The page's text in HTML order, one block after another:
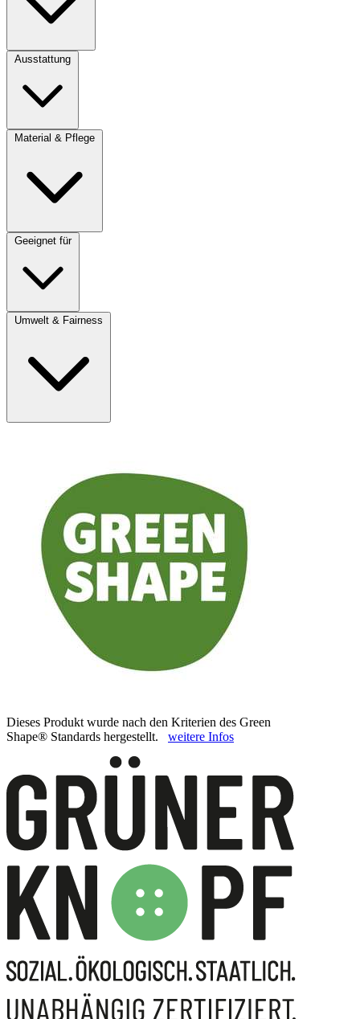
Ausstattung
Material & Pflege
Geeignet für
Umwelt & Fairness
Dieses Produkt wurde nach den Kriterien des Green
Shape® Standards hergestellt. weitere Infos